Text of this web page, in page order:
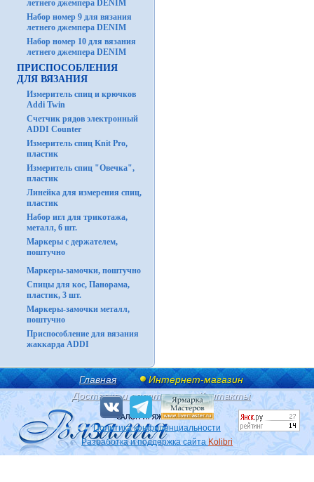
летнего джемпера DENIM
Набор номер 9 для вязания
летнего джемпера DENIM
Набор номер 10 для вязания
летнего джемпера DENIM
ПРИСПОСОБЛЕНИЯ
ДЛЯ ВЯЗАНИЯ
Измеритель спиц и крючков
Addi Twin
Счетчик рядов электронный
ADDI Counter
Измеритель спиц Knit Pro,
пластик
Измеритель спиц "Овечка",
пластик
Линейка для измерения спиц,
пластик
Набор игл для трикотажа,
металл, 6 шт.
Маркеры с держателем,
поштучно
Маркеры-замочки, поштучно
Спицы для кос, Панорама,
пластик, 3 шт.
Маркеры-замочки металл,
поштучно
Приспособление для вязания
жаккарда ADDI
Главная
Интернет-магазин
Доставка и оплата
Контакты
Политика конфиденциальности
Разработка и поддержка сайта Kolibri